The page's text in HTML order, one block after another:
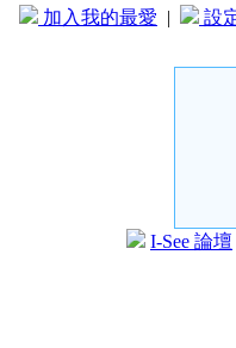
加入我的最愛 | 設
I-See 論壇